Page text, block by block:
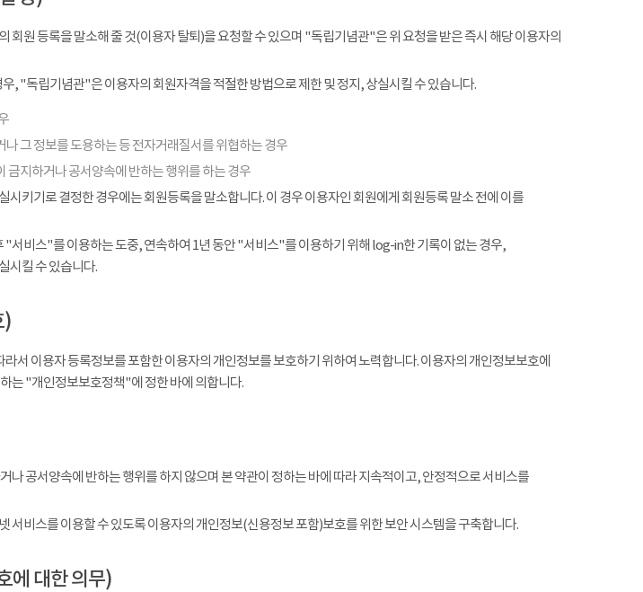
회원 등록을 말소해 줄 것(이용자 탈퇴)을 요청할 수 있으며 "독립기념관"은 위 요청을 받은 즉시 해당 이용자의
, "독립기념관"은 이용자의 회원자격을 적절한 방법으로 제한 및 정지, 상실시킬 수 있습니다.
그 정보를 도용하는 등 전자거래질서를 위협하는 경우
지하거나 공서양속에 반하는 행위를 하는 경우
키기로 결정한 경우에는 회원등록을 말소합니다. 이 경우 이용자인 회원에게 회원등록 말소 전에 이를
"서비스"를 이용하는 도중, 연속하여 1년 동안 "서비스"를 이용하기 위해 log-in한 기록이 없는 경우,
시킬 수 있습니다.
)
서 이용자 등록정보를 포함한 이용자의 개인정보를 보호하기 위하여 노력합니다. 이용자의 개인정보보호에
는 "개인정보보호정책"에 정한 바에 의합니다.
나 공서양속에 반하는 행위를 하지 않으며 본 약관이 정하는 바에 따라 지속적이고, 안정적으로 서비스를
서비스를 이용할 수 있도록 이용자의 개인정보(신용정보 포함)보호를 위한 보안 시스템을 구축합니다.
에 대한 의무)